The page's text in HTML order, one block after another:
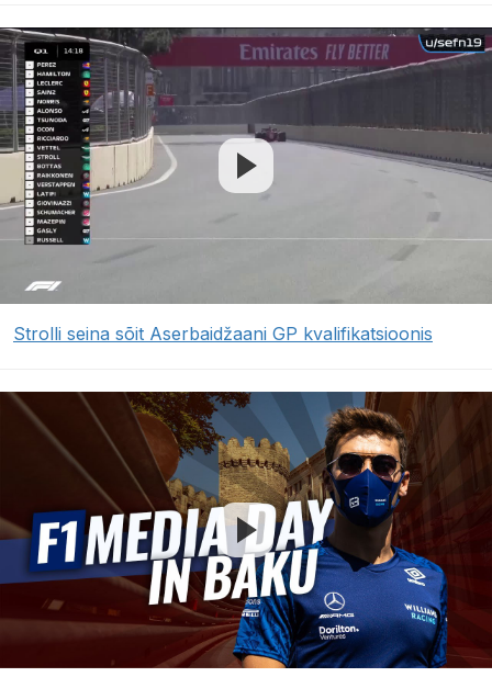
Strolli seina sõit Aserbaidžaani GP kvalifikatsioonis